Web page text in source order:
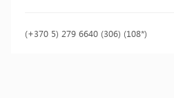
(+370 5) 279 6640 (306) (108*)